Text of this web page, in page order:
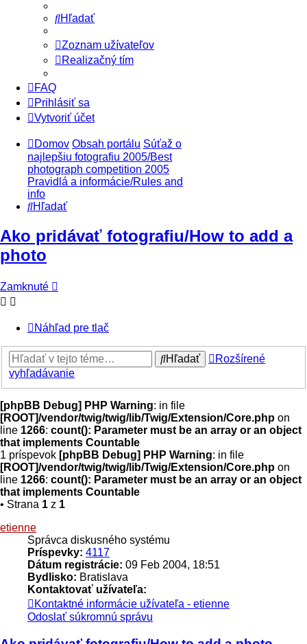
Hľadať
Zoznam užívateľov
Realizačný tím
FAQ
Prihlásiť sa
Vytvoriť účet
Domov Obsah portálu Súťaž o
najlepšiu fotografiu 2005/Best
photograph competition 2005
Pravidlá a informácie/Rules and
info
Hľadať
Ako pridávať fotografiu/How to add a
photo
Zamknuté
Náhľad pre tlač
Hľadať
Rozšírené
vyhľadávanie
[phpBB Debug] PHP Warning: in file
[ROOT]/vendor/twig/twig/lib/Twig/Extension/Core.php on
line 1266: count(): Parameter must be an array or an object
that implements Countable
1 príspevok [phpBB Debug] PHP Warning: in file
[ROOT]/vendor/twig/twig/lib/Twig/Extension/Core.php on
line 1266: count(): Parameter must be an array or an object
that implements Countable
• Strana 1 z 1
etienne
Správca diskusného systému
Príspevky: 4117
Dátum registrácie: 09 Feb 2004, 18:51
Bydlisko: Bratislava
Kontaktovať užívateľa:
Kontaktné informácie užívateľa - etienne
Odoslať súkromnú správu